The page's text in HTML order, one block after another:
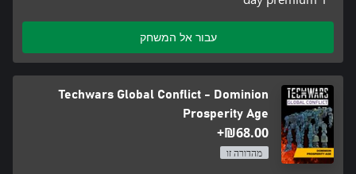
עבור אל המשחק
Techwars Global Conflict - Dominion
Prosperity Age
‪₪‎68.00‬+
מהדורה זו